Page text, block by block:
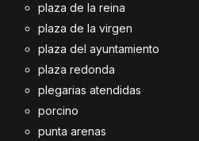
plaza de la reina
plaza de la virgen
plaza del ayuntamiento
plaza redonda
plegarias atendidas
porcino
punta arenas